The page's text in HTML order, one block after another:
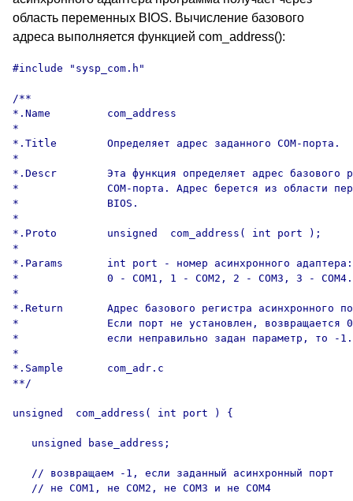
область переменных BIOS. Вычисление базового
адреса выполняется функцией com_address():
#include "sysp_com.h"
/**
*.Name         com_address
*
*.Title        Определяет адрес заданного COM-порта.
*
*.Descr        Эта функция определяет адрес базового
*              COM-порта. Адрес берется из области
*              BIOS.
*
*.Proto        unsigned  com_address( int port );
*
*.Params       int port - номер асинхронного адаптера:
*              0 - COM1, 1 - COM2, 2 - COM3, 3 - COM4.
*
*.Return       Адрес базового регистра асинхронного
*              Если порт не установлен, возвращается
*              если неправильно задан параметр, то -1.
*
*.Sample       com_adr.c
**/
unsigned  com_address( int port ) {
   unsigned base_address;
   // возвращаем -1, если заданный асинхронный порт
   // не COM1, не COM2, не COM3 и не COM4